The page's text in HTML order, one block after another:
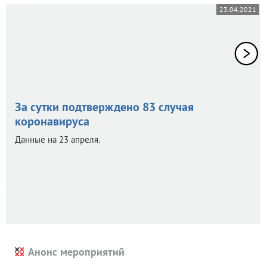
23.04.2021
За сутки подтверждено 83 случая
коронавируса
Данные на 23 апреля.
Анонс мероприятий